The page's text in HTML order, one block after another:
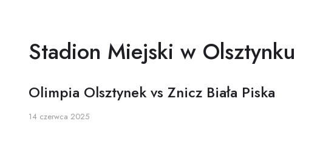
Stadion Miejski w Olsztynku
Olimpia Olsztynek vs Znicz Biała Piska
14 czerwca 2025